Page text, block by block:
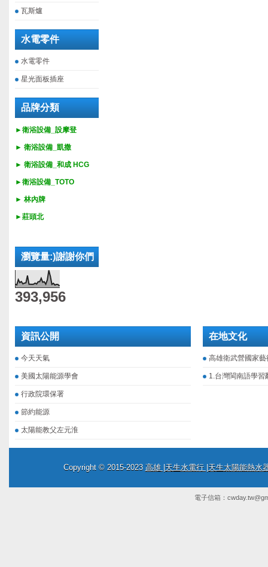
瓦斯爐
水電零件
水電零件
星光面板插座
品牌分類
►衛浴設備_設摩登
► 衛浴設備_ 凱撒
► 衛浴設備_ 和成 HCG
►衛浴設備_ TOTO
► 林內牌
►莊頭北
瀏覽量:)謝謝你們
393,956
資訊公開
今天天氣
美國太陽能源學會
行政院環保署
節約能源
太陽能教父左元淮
在地文化
高雄衛武營國家藝
1.台灣閩南語學習
Copyright © 2015-2023 高雄 |天生水電行 |天生太陽能熱水
電子信箱：